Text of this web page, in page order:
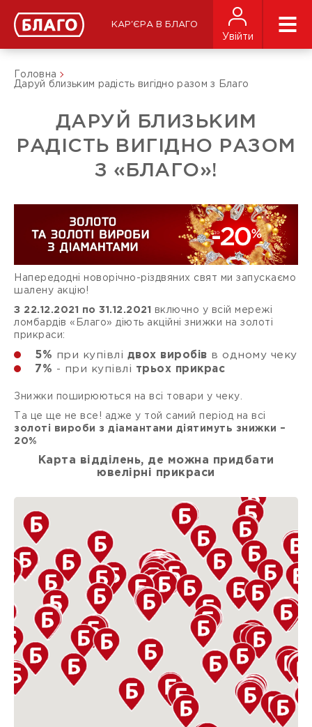
КАР'ЄРА В БЛАГО
Увійти
Головна
Даруй близьким радість вигідно разом з Благо
ДАРУЙ БЛИЗЬКИМ
РАДІСТЬ ВИГІДНО РАЗОМ
З «БЛАГО»!
Напередодні новорічно-різдвяних свят ми запускаємо
шалену акцію!
З 22.12.2021 по 31.12.2021
включно у всій мережі
ломбардів «Благо» діють акційні знижки на золоті
прикраси:
5% при купівлі двох виробів в одному чеку
7% - при купівлі трьох прикрас
Знижки поширюються на всі товари у чеку.
Та це ще не все! адже у той самий період на всі
золоті вироби з діамантами діятимуть знижки –
20%
Карта відділень, де можна придбати
ювелірні прикраси